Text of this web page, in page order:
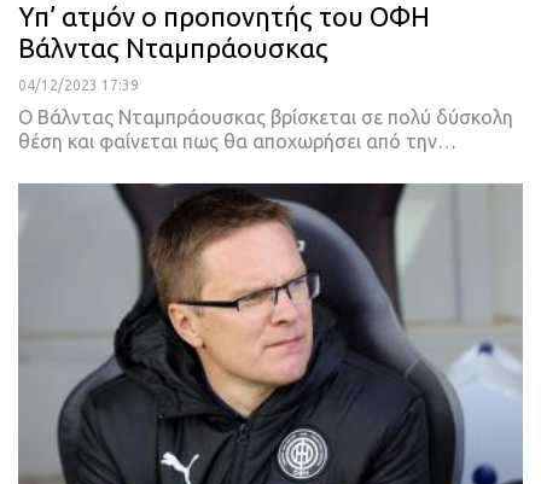
Υπ’ ατμόν ο προπονητής του ΟΦΗ
Βάλντας Νταμπράουσκας
04/12/2023 17:39
Ο Βάλντας Νταμπράουσκας βρίσκεται σε πολύ δύσκολη
θέση και φαίνεται πως θα αποχωρήσει από την…